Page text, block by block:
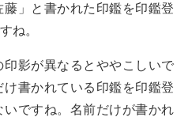
」と書かれた印鑑を印鑑登
ね。
影が異なるとややこしいで
書かれている印鑑を印鑑登
ですね。名前だけが書かれ